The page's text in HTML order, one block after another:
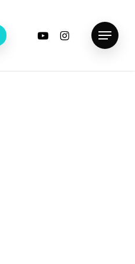
youtubeinstagramMenu